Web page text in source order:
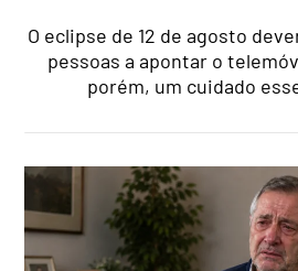
O eclipse de 12 de agosto
pessoas a apontar o
porém, um cuidado